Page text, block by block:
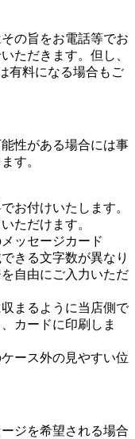
の旨をお電話等でお
ただきます。但し、
有料になる場合もご
性がある場合には事
す。
お付けいたします。
ただけます。
きる文字数が異なり
自由にご入力いただ
まるように当店側で
カードに印刷しま
ース外の見やすい位
ジを希望される場合